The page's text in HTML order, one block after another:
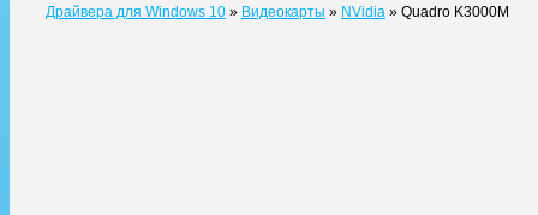
Драйвера для Windows 10 » Видеокарты » NVidia » Quadro K3000M